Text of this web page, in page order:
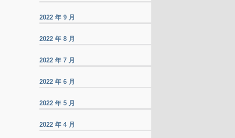
2022 年 9 月
2022 年 8 月
2022 年 7 月
2022 年 6 月
2022 年 5 月
2022 年 4 月